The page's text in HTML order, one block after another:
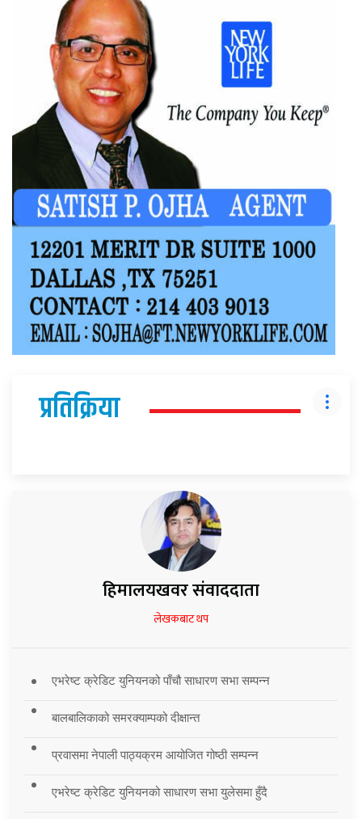
प्रतिक्रिया
हिमालयखवर संवाददाता
लेखकबाट थप
एभरेष्ट क्रेडिट युनियनको पाँचौ साधारण सभा सम्पन्न
बालबालिकाको समरक्याम्पको दीक्षान्त
प्रवासमा नेपाली पाठ्यक्रम आयोजित गोष्ठी सम्पन्न
एभरेष्ट क्रेडिट युनियनको साधारण सभा युलेसमा हुँदै